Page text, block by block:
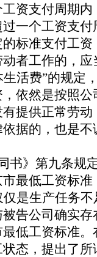
资支付周期
一个工资支
标准支付工
者工作的，
活费”的规定
依然是按照
提供正常劳
据的，也是
书》第九条规
最低工资标
是生产任务
告公司确实
低工资标准
态，提出了